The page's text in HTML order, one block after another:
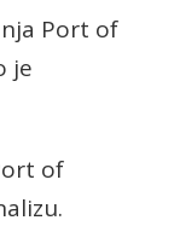
Port of
je
of